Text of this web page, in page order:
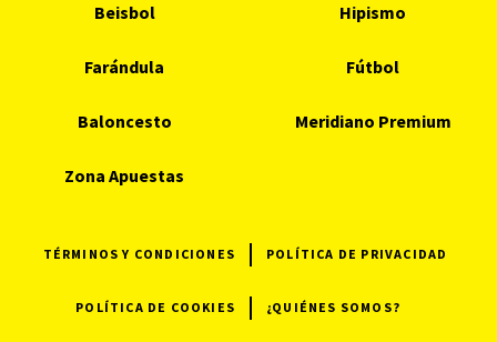
Beisbol Hipismo
Farándula Fútbol
Baloncesto Meridiano Premium
Zona Apuestas
TÉRMINOS Y CONDICIONES POLÍTICA DE PRIVACIDAD
POLÍTICA DE COOKIES ¿QUIÉNES SOMOS?